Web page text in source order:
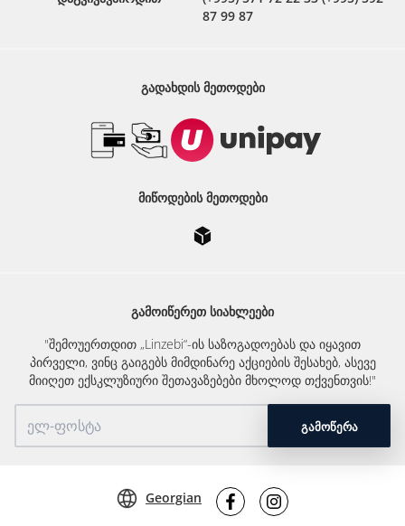
87 99 87
ᲒᲐᲓᲐᲮᲓᲘᲡ ᲛᲔᲗᲝᲓᲔᲑᲘ
ᲛᲘᲬᲝᲓᲔᲑᲘᲡ ᲛᲔᲗᲝᲓᲔᲑᲘ
ᲒᲐᲛᲝᲘᲬᲔᲠᲔᲗ ᲡᲘᲐᲮᲚᲔᲔᲑᲘ
"შემოუერთდით „Linzebi“-ის საზოგადოებას და იყავით
პირველი, ვინც გაიგებს მიმდინარე აქციების შესახებ, ასევე
მიიღეთ ექსკლუზიური შეთავაზებები მხოლოდ თქვენთვის!"
ᲒᲐᲛᲝᲬᲔᲠᲐ
Georgian